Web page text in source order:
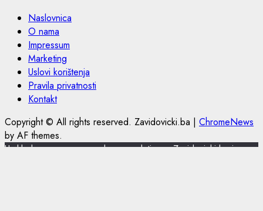
Naslovnica
O nama
Impressum
Marketing
Uslovi korištenja
Pravila privatnosti
Kontakt
Copyright © All rights reserved. Zavidovicki.ba | ChromeNews
by AF themes.
U skladu s novom europskom regulativom, Zavidovicki.ba je